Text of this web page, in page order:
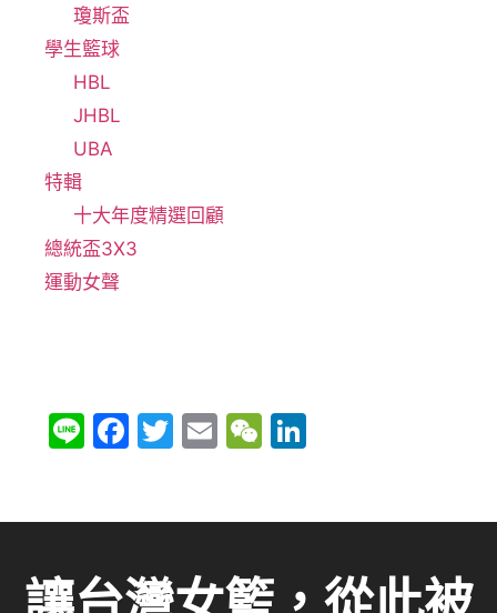
瓊斯盃
學生籃球
HBL
JHBL
UBA
特輯
十大年度精選回顧
總統盃3X3
運動女聲
Li F
b
T
E
W
at
dI